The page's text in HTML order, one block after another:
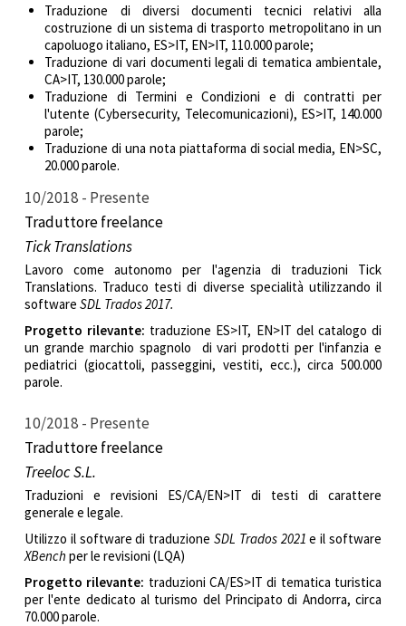
Traduzione di diversi documenti tecnici relativi alla
costruzione di un sistema di trasporto metropolitano in un
capoluogo italiano, ES>IT, EN>IT, 110.000 parole;
Traduzione di vari documenti legali di tematica ambientale,
CA>IT, 130.000 parole;
Traduzione di Termini e Condizioni e di contratti per
l'utente (Cybersecurity, Telecomunicazioni), ES>IT, 140.000
parole;
Traduzione di una nota piattaforma di social media, EN>SC,
20.000 parole.
10/2018
Presente
Traduttore freelance
Tick Translations
Lavoro comeautonomo per l'agenzia di traduzioni Tick
Translations. Traduco testi di diverse specialità utilizzando il
software SDL Trados 2017.
Progetto rilevante: traduzione ES>IT, EN>IT del catalogo di
un grande marchio spagnolo di vari prodotti per l'infanzia e
pediatrici (giocattoli, passeggini, vestiti, ecc.), circa 500.000
parole.
10/2018
Presente
Traduttore freelance
Treeloc S.L.
Traduzioni e revisioni ES/CA/EN>IT di testi di carattere
generale e legale.
Utilizzo il software di traduzione SDL Trados 2021 e il software
XBench per le revisioni (LQA)
Progetto rilevante: traduzioni CA/ES>IT di tematica turistica
per l'ente dedicato al turismo del Principato di Andorra, circa
70.000 parole.